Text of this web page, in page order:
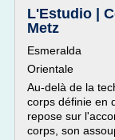
L'Estudio |
Metz
Esmeralda
Orientale
Au-delà de la
corps définie en
repose sur
corps, son